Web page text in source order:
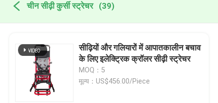
चीन सीढ़ी कुर्सी स्ट्रेचर (39)
सीढ़ियों और गलियारों में आपातकालीन बचाव
के लिए इलेक्ट्रिक क्रॉलर सीढ़ी स्ट्रेचर
MOQ：5
मूल्य：US$456.00/Piece